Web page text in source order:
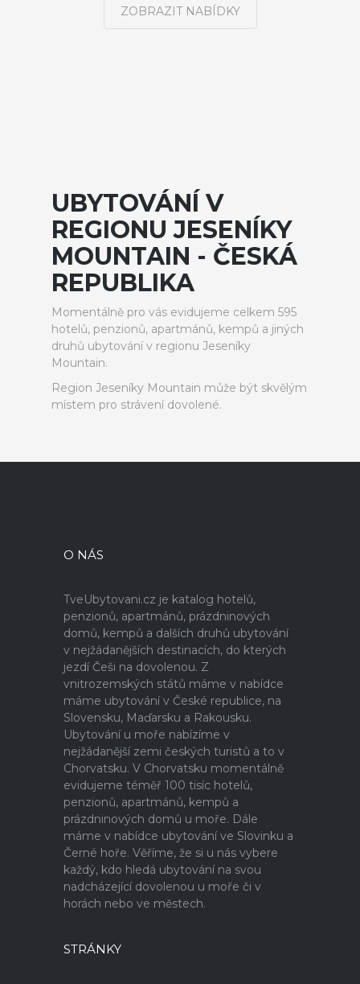
ZOBRAZIT NABÍDKY
UBYTOVÁNÍ V
REGIONU JESENÍKY
MOUNTAIN - ČESKÁ
REPUBLIKA
Momentálně pro vás evidujeme celkem 595
hotelů, penzionů, apartmánů, kempů a jiných
druhů ubytování v regionu Jeseníky
Mountain.
Region Jeseníky Mountain může být skvělým
místem pro strávení dovolené.
O NÁS
TveUbytovani.cz je katalog hotelů,
penzionů, apartmánů, prázdninových
domů, kempů a dalších druhů ubytování
v nejžádanějších destinacích, do kterých
jezdí Češi na dovolenou. Z
vnitrozemských států máme v nabídce
máme ubytování v České republice, na
Slovensku, Maďarsku a Rakousku.
Ubytování u moře nabízíme v
nejžádanější zemi českých turistů a to v
Chorvatsku. V Chorvatsku momentálně
evidujeme téměř 100 tisíc hotelů,
penzionů, apartmánů, kempů a
prázdninových domů u moře. Dále
máme v nabídce ubytování ve Slovinku a
Černé hoře. Věříme, že si u nás vybere
každý, kdo hledá ubytování na svou
nadcházející dovolenou u moře či v
horách nebo ve městech.
STRÁNKY